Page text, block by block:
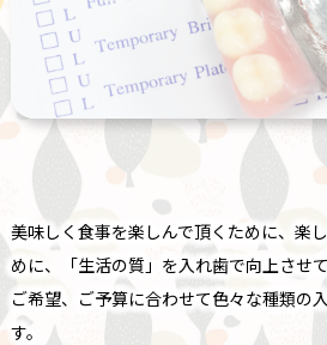
美味しく食事を楽しんで頂くために、楽
めに、「生活の質」を入れ歯で向上させ
ご希望、ご予算に合わせて色々な種類の
す。